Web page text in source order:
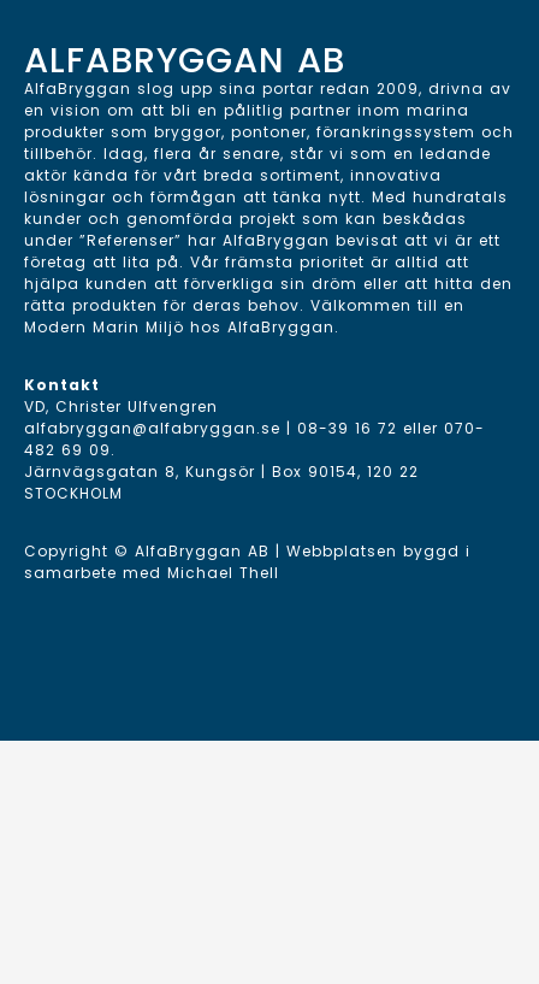
ALFABRYGGAN AB
AlfaBryggan slog upp sina portar redan 2009, drivna av
en vision om att bli en pålitlig partner inom marina
produkter som bryggor, pontoner, förankringssystem och
tillbehör. Idag, flera år senare, står vi som en ledande
aktör kända för vårt breda sortiment, innovativa
lösningar och förmågan att tänka nytt. Med hundratals
kunder och genomförda projekt som kan beskådas
under ”Referenser” har AlfaBryggan bevisat att vi är ett
företag att lita på. Vår främsta prioritet är alltid att
hjälpa kunden att förverkliga sin dröm eller att hitta den
rätta produkten för deras behov. Välkommen till en
Modern Marin Miljö hos AlfaBryggan.
Kontakt
VD, Christer Ulfvengren
alfabryggan@alfabryggan.se | 08-39 16 72 eller 070-
482 69 09.
Järnvägsgatan 8, Kungsör | Box 90154, 120 22
STOCKHOLM
Copyright © AlfaBryggan AB | Webbplatsen byggd i
samarbete med Michael Thell